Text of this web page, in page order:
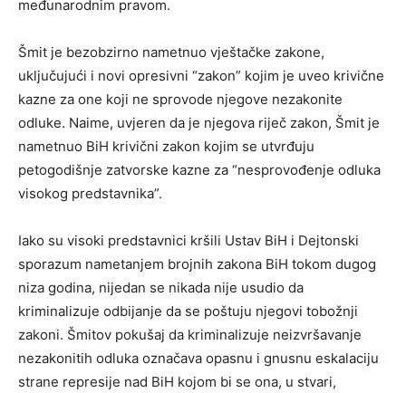
međunarodnim pravom.
Šmit je bezobzirno nametnuo vještačke zakone,
uključujući i novi opresivni “zakon” kojim je uveo krivične
kazne za one koji ne sprovode njegove nezakonite
odluke. Naime, uvjeren da je njegova riječ zakon, Šmit je
nametnuo BiH krivični zakon kojim se utvrđuju
petogodišnje zatvorske kazne za “nesprovođenje odluka
visokog predstavnika”.
Iako su visoki predstavnici kršili Ustav BiH i Dejtonski
sporazum nametanjem brojnih zakona BiH tokom dugog
niza godina, nijedan se nikada nije usudio da
kriminalizuje odbijanje da se poštuju njegovi tobožnji
zakoni. Šmitov pokušaj da kriminalizuje neizvršavanje
nezakonitih odluka označava opasnu i gnusnu eskalaciju
strane represije nad BiH kojom bi se ona, u stvari,